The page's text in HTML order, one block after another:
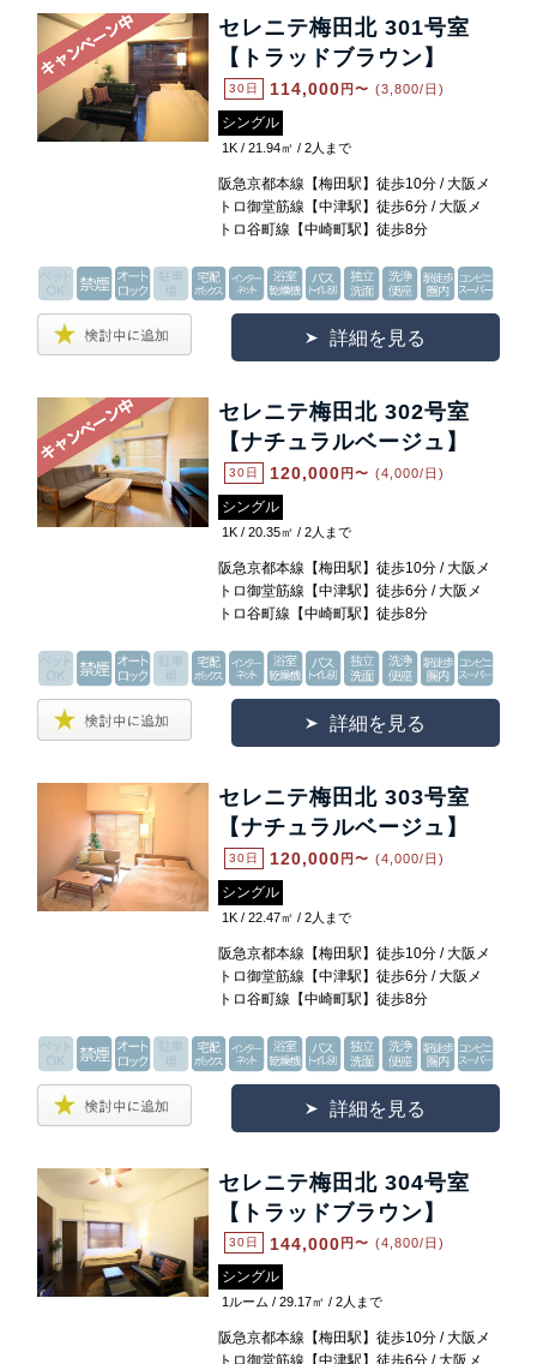
セレニテ梅田北 301号室
【トラッドブラウン】
30日 114,000 円〜 (3,800/日)
シングル
1K / 21.94㎡ / 2人まで
阪急京都本線【梅田駅】徒歩10分 / 大阪メ
トロ御堂筋線【中津駅】徒歩6分 / 大阪メ
トロ谷町線【中崎町駅】徒歩8分
詳細を見る
セレニテ梅田北 302号室
【ナチュラルベージュ】
30日 120,000 円〜 (4,000/日)
シングル
1K / 20.35㎡ / 2人まで
阪急京都本線【梅田駅】徒歩10分 / 大阪メ
トロ御堂筋線【中津駅】徒歩6分 / 大阪メ
トロ谷町線【中崎町駅】徒歩8分
詳細を見る
セレニテ梅田北 303号室
【ナチュラルベージュ】
30日 120,000 円〜 (4,000/日)
シングル
1K / 22.47㎡ / 2人まで
阪急京都本線【梅田駅】徒歩10分 / 大阪メ
トロ御堂筋線【中津駅】徒歩6分 / 大阪メ
トロ谷町線【中崎町駅】徒歩8分
詳細を見る
セレニテ梅田北 304号室
【トラッドブラウン】
30日 144,000 円〜 (4,800/日)
シングル
1ルーム / 29.17㎡ / 2人まで
阪急京都本線【梅田駅】徒歩10分 / 大阪メ